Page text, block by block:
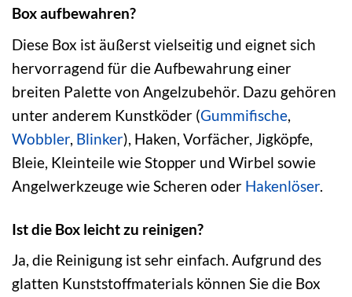
Box aufbewahren?
Diese Box ist äußerst vielseitig und eignet sich
hervorragend für die Aufbewahrung einer
breiten Palette von Angelzubehör. Dazu gehören
unter anderem Kunstköder (Gummifische,
Wobbler, Blinker), Haken, Vorfächer, Jigköpfe,
Bleie, Kleinteile wie Stopper und Wirbel sowie
Angelwerkzeuge wie Scheren oder Hakenlöser.
Ist die Box leicht zu reinigen?
Ja, die Reinigung ist sehr einfach. Aufgrund des
glatten Kunststoffmaterials können Sie die Box